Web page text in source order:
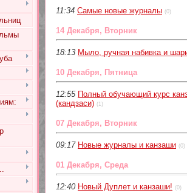
11:34 Самые новые журналы (0)
14 Декабря, Вторник
18:13 Мыло, ручная набивка и
10 Декабря, Пятница
12:55 Полный обучающий курс
(кандзаси) (1)
07 Декабря, Вторник
09:17 Новые журналы и канзаши (0)
01 Декабря, Среда
12:40 Новый Дуплет и канзаши! (0)